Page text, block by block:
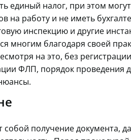
единый налог, при этом
на работу и не иметь
инспекцию и другие
многим благодаря своей
на это, без
ФЛП, порядок проведения
собой получение документа,